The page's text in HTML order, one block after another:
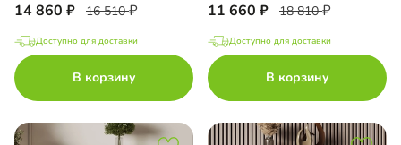
14 860 16 510
Доступно для доставки
В корзину
11 660 18 810
Доступно для доставки
В корзину